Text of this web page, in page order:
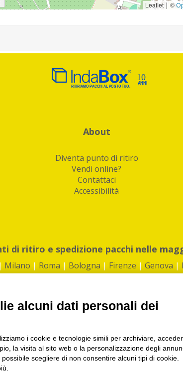
Leaflet | ©
About
Diventa punto di ritiro
Vendi online?
Contattaci
Accessibilità
di ritiro e spedizione pacchi nelle
| Milano | Roma | Bologna | Firenze | Genova |
| REA: RM 1494760 | Cap.Soc.: 50.000€ |Whistleblowing
di ritiro tra Bar, Tabaccai, Edicole e Kipoint per ritirare i tuoi
alcuni dati personali dei
i cookie e tecnologie simili per archiviare,
la visita al sito web o la personalizzazione degli
scegliere di non consentire alcuni tipi di cookie.